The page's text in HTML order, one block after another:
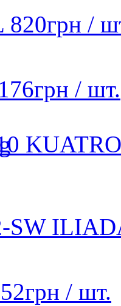
820грн /
176грн / шт.
KUATRO
SW
грн / шт.